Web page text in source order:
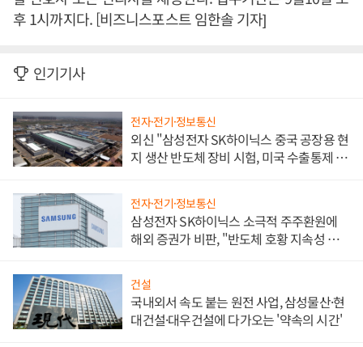
후 1시까지다. [비즈니스포스트 임한솔 기자]
인기기사
전자·전기·정보통신
외신 "삼성전자 SK하이닉스 중국 공장용 현
지 생산 반도체 장비 시험, 미국 수출통제 대
전자·전기·정보통신
삼성전자 SK하이닉스 소극적 주주환원에
해외 증권가 비판, "반도체 호황 지속성 의
건설
국내외서 속도 붙는 원전 사업, 삼성물산·현
대건설·대우건설에 다가오는 '약속의 시간'